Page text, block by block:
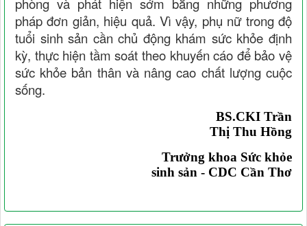
pháp đơn giản, hiệu quả. Vì vậy, phụ nữ trong độ
tuổi sinh sản cần chủ động khám sức khỏe định
kỳ, thực hiện tầm soát theo khuyến cáo để bảo vệ
sức khỏe bản thân và nâng cao chất lượng cuộc
sống.
BS.CKI Trần
Thị Thu Hồng
Trưởng khoa Sức khỏe
sinh sản - CDC Cần Thơ